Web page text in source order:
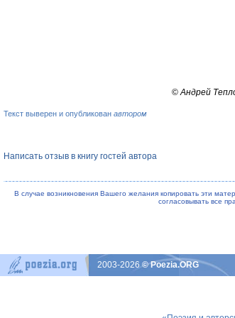
©Андрей
Текст выверен и опубликован автором
Написать отзыв в книгу гостей автора
В случае возникновения Вашего желания копировать эти
согласовывать все
2003-2026© Poezia.ORG